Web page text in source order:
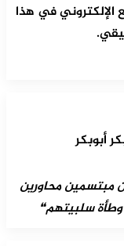
الإلكتروني في هذا
أبوبكر
مبتسمين محاورين
سلبيتهم❝